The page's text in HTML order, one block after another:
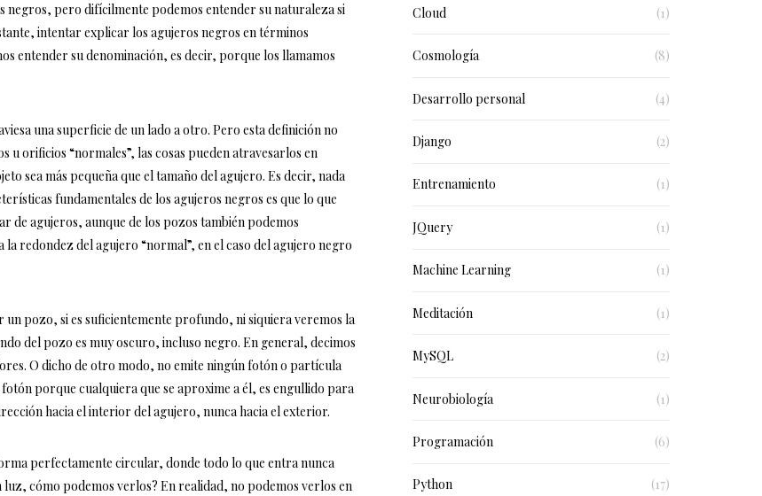
negros, pero difícilmente podemos entender su naturaleza si
intentar explicar los agujeros negros en términos
entender su denominación, es decir, porque los llamamos
una superficie de un lado a otro. Pero esta definición no
u orificios “normales”, las cosas pueden atravesarlos en
sea más pequeña que el tamaño del agujero. Es decir, nada
fundamentales de los agujeros negros es que lo que
de agujeros, aunque de los pozos también podemos
redondez del agujero “normal”, en el caso del agujero negro
pozo, si es suficientemente profundo, ni siquiera veremos la
del pozo es muy oscuro, incluso negro. En general, decimos
O dicho de otro modo, no emite ningún fotón o partícula
porque cualquiera que se aproxime a él, es engullido para
hacia el interior del agujero, nunca hacia el exterior.
perfectamente circular, donde todo lo que entra nunca
cómo podemos verlos? En realidad, no podemos verlos en
Cloud (1)
Cosmología (8)
Desarrollo personal (4)
Django (2)
Entrenamiento (1)
JQuery (1)
Machine Learning (1)
Meditación (1)
MySQL (2)
Neurobiología (1)
Programación (6)
Python (17)